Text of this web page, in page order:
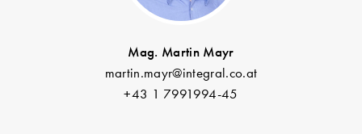
Mag. Martin Mayr
martin.mayr@integral.co.at
+43 1 7991994-45